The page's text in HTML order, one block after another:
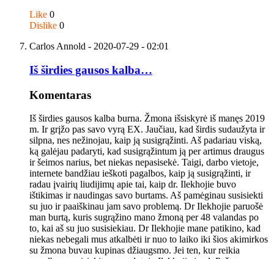
Like 0
Dislike 0
Carlos Annold - 2020-07-29 - 02:01
Iš širdies gausos kalba…
Komentaras
Iš širdies gausos kalba burna. Žmona išsiskyrė iš manęs 2019
m. Ir grįžo pas savo vyrą EX. Jaučiau, kad širdis sudaužyta ir
silpna, nes nežinojau, kaip ją susigrąžinti. Aš padariau viską,
ką galėjau padaryti, kad susigrąžintum ją per artimus draugus
ir šeimos narius, bet niekas nepasisekė. Taigi, darbo vietoje,
internete bandžiau ieškoti pagalbos, kaip ją susigrąžinti, ir
radau įvairių liudijimų apie tai, kaip dr. Ilekhojie buvo
ištikimas ir naudingas savo burtams. Aš pamėginau susisiekti
su juo ir paaiškinau jam savo problemą. Dr Ilekhojie paruošė
man burtą, kuris sugrąžino mano žmoną per 48 valandas po
to, kai aš su juo susisiekiau. Dr Ilekhojie mane patikino, kad
niekas nebegali mus atkalbėti ir nuo to laiko iki šios akimirkos
su žmona buvau kupinas džiaugsmo. Jei ten, kur reikia